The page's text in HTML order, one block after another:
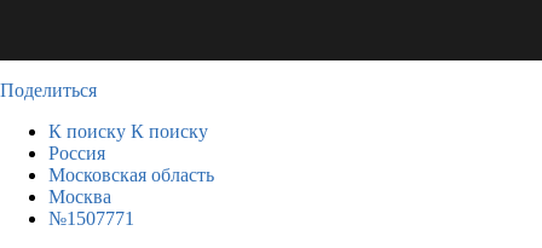
Поделиться
К поиску К поиску
Россия
Московская область
Москва
№1507771